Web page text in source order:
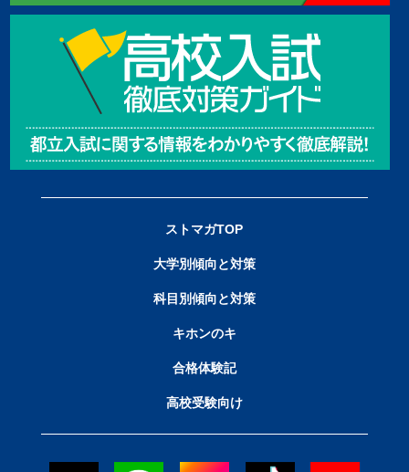
ストマガTOP
大学別傾向と対策
科目別傾向と対策
キホンのキ
合格体験記
高校受験向け